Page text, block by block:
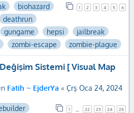
1 2 3 4 5 6
biohazard
deathrun
gungame hepsi
jailbreak
zombi-escape zombie-plague
Sistemi [ Visual Map
Fatih ~ EjderYa « Çrş Oca 24, 2024
1 22 23 24 25